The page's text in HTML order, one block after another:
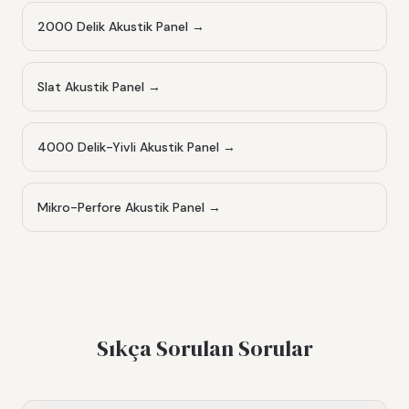
2000 Delik Akustik Panel →
Slat Akustik Panel →
4000 Delik-Yivli Akustik Panel →
Mikro-Perfore Akustik Panel →
Sıkça Sorulan Sorular